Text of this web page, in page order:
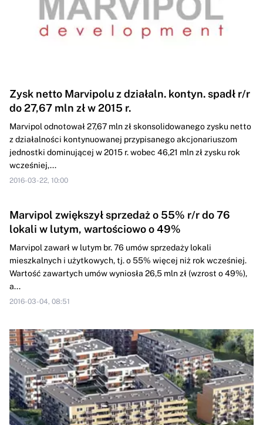
Zysk netto Marvipolu z działaln. kontyn. spadł r/r
do 27,67 mln zł w 2015 r.
Marvipol odnotował 27,67 mln zł skonsolidowanego zysku netto
z działalności kontynuowanej przypisanego akcjonariuszom
jednostki dominującej w 2015 r. wobec 46,21 mln zł zysku rok
wcześniej,...
2016-03-22, 10:00
Marvipol zwiększył sprzedaż o 55% r/r do 76
lokali w lutym, wartościowo o 49%
Marvipol zawarł w lutym br. 76 umów sprzedaży lokali
mieszkalnych i użytkowych, tj. o 55% więcej niż rok wcześniej.
Wartość zawartych umów wyniosła 26,5 mln zł (wzrost o 49%),
a...
2016-03-04, 08:51